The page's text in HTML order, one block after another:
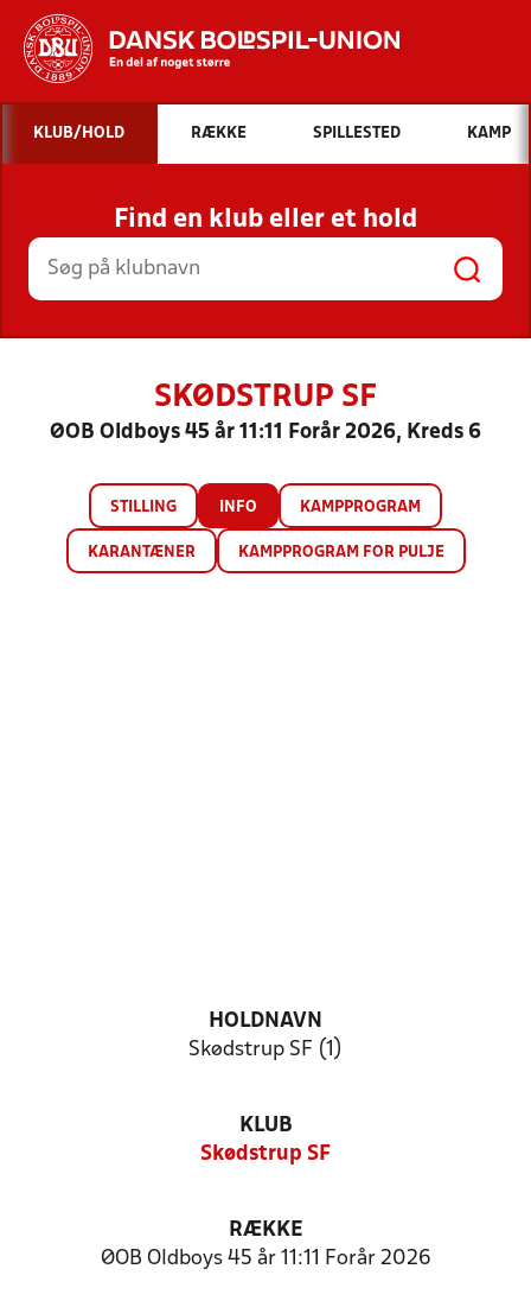
Hvad vil du søge efter?
INDHOLD OG NYHEDER
STILLINGER, RESULTATER, KLUBBER OG
HOLD
KLUB/HOLD RÆKKE SPILLESTED KAMP
Find en klub eller et hold
SKØDSTRUP SF
ØOB Oldboys 45 år 11:11 Forår 2026, Kreds 6
STILLING INFO KAMPPROGRAM
KARANTÆNER KAMPPROGRAM FOR PULJE
HOLDNAVN
Skødstrup SF (1)
KLUB
Skødstrup SF
RÆKKE
ØOB Oldboys 45 år 11:11 Forår 2026